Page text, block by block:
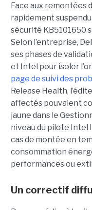
Face aux remontées
rapidement
sécurité KB5101650
Selon l’entreprise,
ses phases de
et Intel pour isoler
page de suivi des
Release Health,
affectés pouvaient
jaune dans le
niveau du pilote Intel
cas de montée en
consommation
performances ou
Un correctif